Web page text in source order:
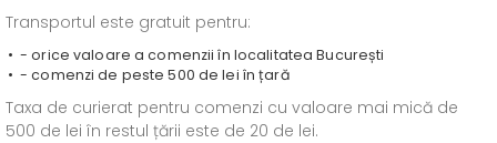
Transportul este gratuit pentru:
- orice valoare a comenzii în localitatea București
- comenzi de peste 500 de lei în țară
Taxa de curierat pentru comenzi cu valoare mai mică de
500 de lei în restul țării este de 20 de lei.